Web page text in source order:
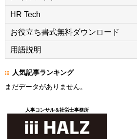
HR Tech
お役立ち書式無料ダウンロード
用語説明
人気記事ランキング
まだデータがありません。
人事コンサル＆社労士事務所